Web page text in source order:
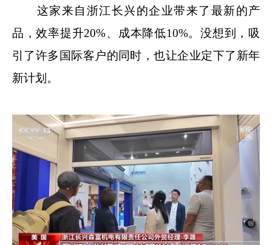
这家来自浙江长兴的企业带来了最新的产
品，效率提升20%、成本降低10%。没想到，吸
引了许多国际客户的同时，也让企业定下了新年
新计划。